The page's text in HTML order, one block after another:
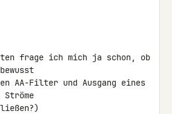
frage ich mich ja schon, ob
AA-Filter und Ausgang eines
Ströme